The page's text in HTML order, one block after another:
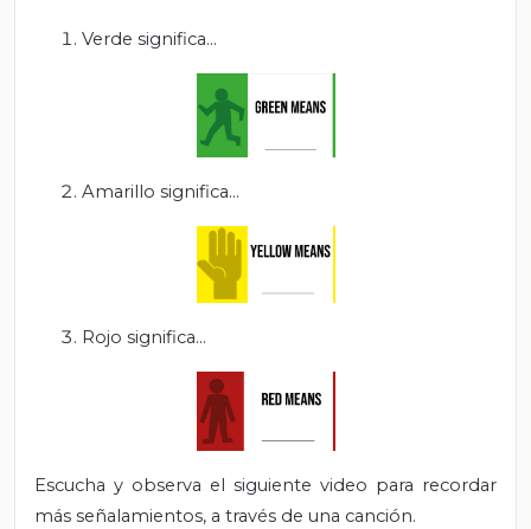
Verde significa…
Amarillo significa…
Rojo significa…
Escucha y observa el siguiente video para recordar
más señalamientos, a través de una canción.